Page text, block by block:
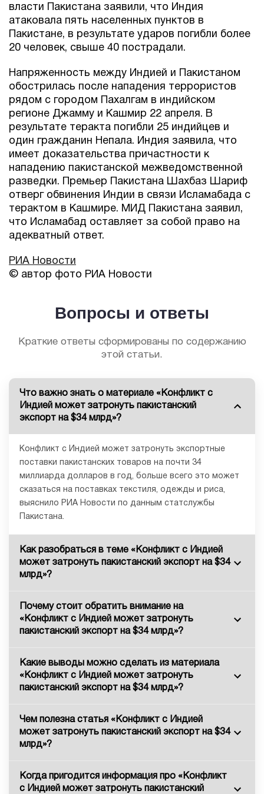
власти Пакистана заявили, что Индия
атаковала пять населенных пунктов в
Пакистане, в результате ударов погибли более
20 человек, свыше 40 пострадали.
Напряженность между Индией и Пакистаном
обострилась после нападения террористов
рядом с городом Пахалгам в индийском
регионе Джамму и Кашмир 22 апреля. В
результате теракта погибли 25 индийцев и
один гражданин Непала. Индия заявила, что
имеет доказательства причастности к
нападению пакистанской межведомственной
разведки. Премьер Пакистана Шахбаз Шариф
отверг обвинения Индии в связи Исламабада с
терактом в Кашмире. МИД Пакистана заявил,
что Исламабад оставляет за собой право на
адекватный ответ.
РИА Новости
© автор фото РИА Новости
Вопросы и ответы
Краткие ответы сформированы по содержанию
этой статьи.
Что важно знать о материале «Конфликт с
Индией может затронуть пакистанский
экспорт на $34 млрд»?
Конфликт с Индией может затронуть экспортные
поставки пакистанских товаров на почти 34
миллиарда долларов в год, больше всего это может
сказаться на поставках текстиля, одежды и риса,
выяснило РИА Новости по данным статслужбы
Пакистана.
Как разобраться в теме «Конфликт с Индией
может затронуть пакистанский экспорт на $34
млрд»?
Почему стоит обратить внимание на
«Конфликт с Индией может затронуть
пакистанский экспорт на $34 млрд»?
Какие выводы можно сделать из материала
«Конфликт с Индией может затронуть
пакистанский экспорт на $34 млрд»?
Чем полезна статья «Конфликт с Индией
может затронуть пакистанский экспорт на $34
млрд»?
Когда пригодится информация про «Конфликт
с Индией может затронуть пакистанский